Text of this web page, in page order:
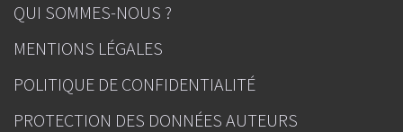
QUI SOMMES-NOUS ?
MENTIONS LÉGALES
POLITIQUE DE CONFIDENTIALITÉ
PROTECTION DES DONNÉES AUTEURS